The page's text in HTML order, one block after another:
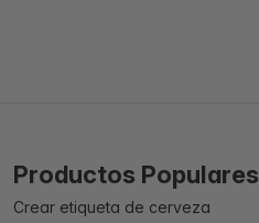
Productos Populares
Crear etiqueta de cerveza